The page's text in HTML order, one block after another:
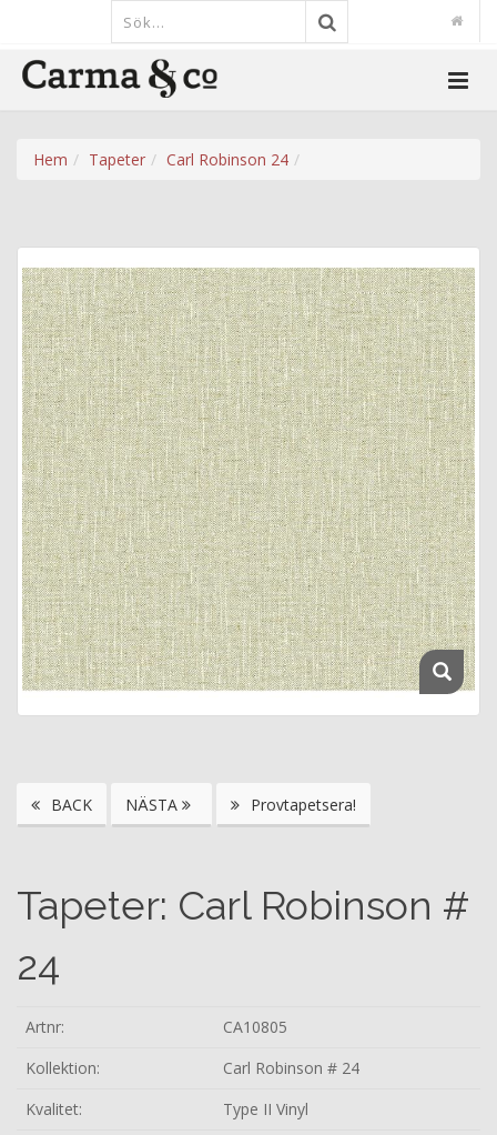
Hem Tapeter Carl Robinson 24
BACK NÄSTA Provtapetsera!
Tapeter: Carl Robinson #
24
Artnr:
CA10805
Kollektion:
Carl Robinson # 24
Kvalitet:
Type II Vinyl